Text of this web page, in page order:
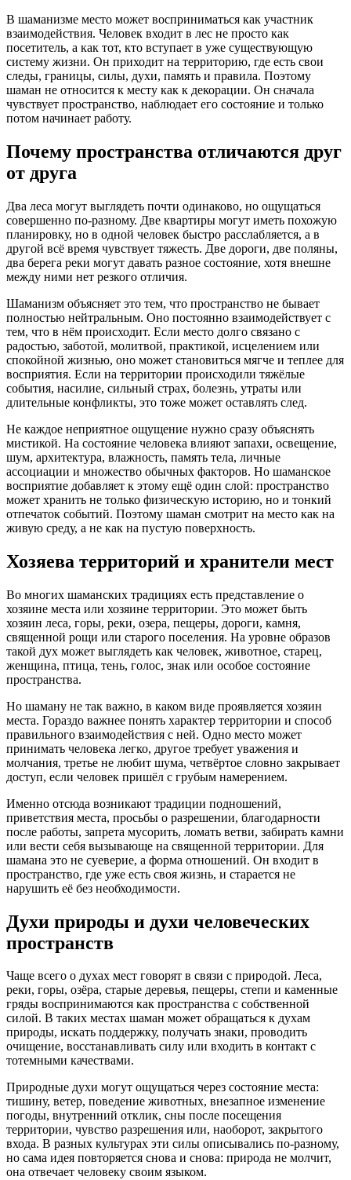
В шаманизме место может восприниматься как участник
взаимодействия. Человек входит в лес не просто как
посетитель, а как тот, кто вступает в уже существующую
систему жизни. Он приходит на территорию, где есть свои
следы, границы, силы, духи, память и правила. Поэтому
шаман не относится к месту как к декорации. Он сначала
чувствует пространство, наблюдает его состояние и только
потом начинает работу.
Почему пространства отличаются друг
от друга
Два леса могут выглядеть почти одинаково, но ощущаться
совершенно по-разному. Две квартиры могут иметь похожую
планировку, но в одной человек быстро расслабляется, а в
другой всё время чувствует тяжесть. Две дороги, две поляны,
два берега реки могут давать разное состояние, хотя внешне
между ними нет резкого отличия.
Шаманизм объясняет это тем, что пространство не бывает
полностью нейтральным. Оно постоянно взаимодействует с
тем, что в нём происходит. Если место долго связано с
радостью, заботой, молитвой, практикой, исцелением или
спокойной жизнью, оно может становиться мягче и теплее для
восприятия. Если на территории происходили тяжёлые
события, насилие, сильный страх, болезнь, утраты или
длительные конфликты, это тоже может оставлять след.
Не каждое неприятное ощущение нужно сразу объяснять
мистикой. На состояние человека влияют запахи, освещение,
шум, архитектура, влажность, память тела, личные
ассоциации и множество обычных факторов. Но шаманское
восприятие добавляет к этому ещё один слой: пространство
может хранить не только физическую историю, но и тонкий
отпечаток событий. Поэтому шаман смотрит на место как на
живую среду, а не как на пустую поверхность.
Хозяева территорий и хранители мест
Во многих шаманских традициях есть представление о
хозяине места или хозяине территории. Это может быть
хозяин леса, горы, реки, озера, пещеры, дороги, камня,
священной рощи или старого поселения. На уровне образов
такой дух может выглядеть как человек, животное, старец,
женщина, птица, тень, голос, знак или особое состояние
пространства.
Но шаману не так важно, в каком виде проявляется хозяин
места. Гораздо важнее понять характер территории и способ
правильного взаимодействия с ней. Одно место может
принимать человека легко, другое требует уважения и
молчания, третье не любит шума, четвёртое словно закрывает
доступ, если человек пришёл с грубым намерением.
Именно отсюда возникают традиции подношений,
приветствия места, просьбы о разрешении, благодарности
после работы, запрета мусорить, ломать ветви, забирать камни
или вести себя вызывающе на священной территории. Для
шамана это не суеверие, а форма отношений. Он входит в
пространство, где уже есть своя жизнь, и старается не
нарушить её без необходимости.
Духи природы и духи человеческих
пространств
Чаще всего о духах мест говорят в связи с природой. Леса,
реки, горы, озёра, старые деревья, пещеры, степи и каменные
гряды воспринимаются как пространства с собственной
силой. В таких местах шаман может обращаться к духам
природы, искать поддержку, получать знаки, проводить
очищение, восстанавливать силу или входить в контакт с
тотемными качествами.
Природные духи могут ощущаться через состояние места:
тишину, ветер, поведение животных, внезапное изменение
погоды, внутренний отклик, сны после посещения
территории, чувство разрешения или, наоборот, закрытого
входа. В разных культурах эти силы описывались по-разному,
но сама идея повторяется снова и снова: природа не молчит,
она отвечает человеку своим языком.